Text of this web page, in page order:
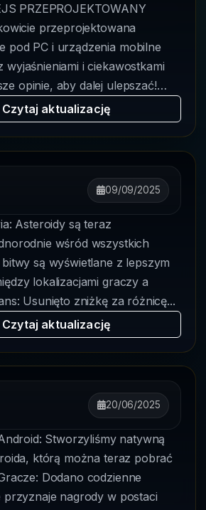
PRZEPROJEKTOWANY
przeprojektowana
pod PC i urządzenia mobilne
wyjaśnieniami i ciekawostkami
opinie, aby dalej ulepszać!
Czytaj aktualizację
09/09/2025
Asteroidy są teraz
wśród wszystkich
są wyświetlane z lepszym
lokalizacjami graczy a
Usunięto zniżkę za różnicę...
Czytaj aktualizację
20/06/2025
Stworzyliśmy natywną
którą można teraz pobrać
Dodano codzienne
przyznaje nagrody w postaci